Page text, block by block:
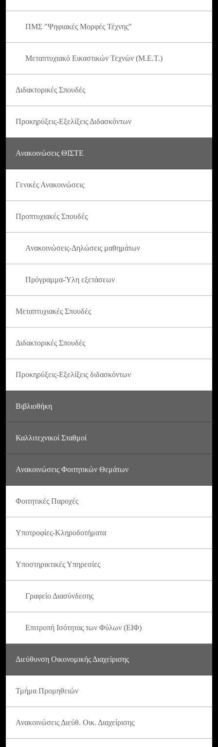
ΠΜΣ "Ψηφιακές Μορφές Τέχνης"
Μεταπτυχιακό Εικαστικών Τεχνών (Μ.Ε.Τ.)
Διδακτορικές Σπουδές
Προκηρύξεις-Εξελίξεις Διδασκόντων
Ανακοινώσεις ΘΙΣΤΕ
Γενικές Ανακοινώσεις
Προπτυχιακές Σπουδές
Ανακοινώσεις-Δηλώσεις μαθημάτων
Πρόγραμμα-Ύλη εξετάσεων
Μεταπτυχιακές Σπουδές
Διδακτορικές Σπουδές
Προκηρύξεις-Εξελίξεις διδασκόντων
Βιβλιοθήκη
Καλλιτεχνικοί Σταθμοί
Ανακοινώσεις Φοιτητικών Θεμάτων
Φοιτητικές Παροχές
Υποτροφίες-Κληροδοτήματα
Υποστηρικτικές Υπηρεσίες
Γραφείο Διασύνδεσης
Επιτροπή Ισότητας των Φύλων (ΕΙΦ)
Διεύθυνση Οικονομικής Διαχείρισης
Τμήμα Προμηθειών
Ανακοινώσεις Διεύθ. Οικ. Διαχείρισης